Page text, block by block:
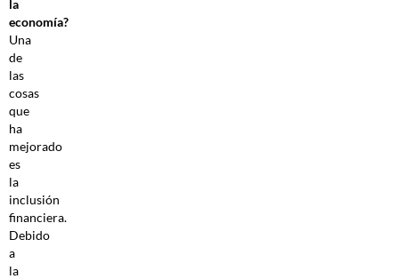
la
economía?
Una
de
las
cosas
que
ha
mejorado
es
la
inclusión
financiera.
Debido
a
la